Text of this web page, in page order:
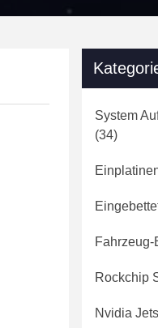
System
(34)
Rockchip
Nvidia